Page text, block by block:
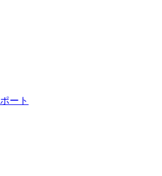
ート